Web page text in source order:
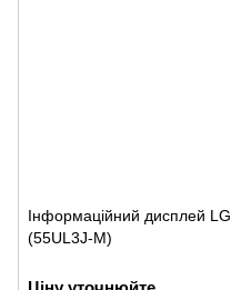
Інформаційний дисплей LG
(55UL3J-M)